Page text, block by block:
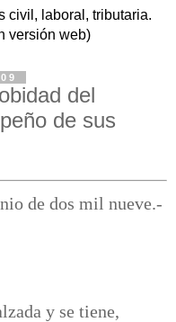
civil, laboral, tributaria.
versión web)
del
de sus
de dos mil nueve.-
y se tiene,